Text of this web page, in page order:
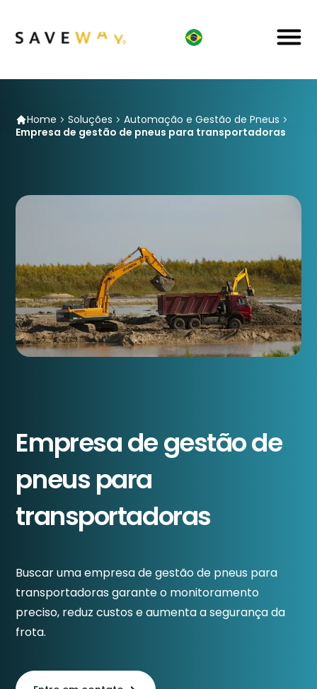
Home Soluções
Automação e Gestão de Pneus
Empresa de gestão de pneus para transportadoras
Empresa de gestão de
pneus para
transportadoras
Buscar uma empresa de gestão de pneus para
transportadoras garante o monitoramento
preciso, reduz custos e aumenta a segurança da
frota.